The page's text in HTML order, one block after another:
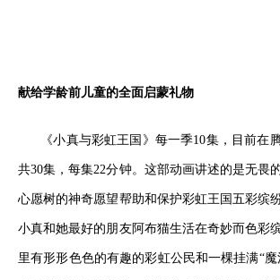
献给学龄前儿童的全面启蒙礼物
《小真与彩虹王国》每一季10集，目前在
共30集，每集22分钟。这部动画讲述的是无畏
心愿树的神奇愿望帮助和保护彩虹王国五彩缤
小真和她最好的朋友阿布猫生活在奇妙而色彩
里有形形色色的有趣的彩虹公民和一棵挂满“魔